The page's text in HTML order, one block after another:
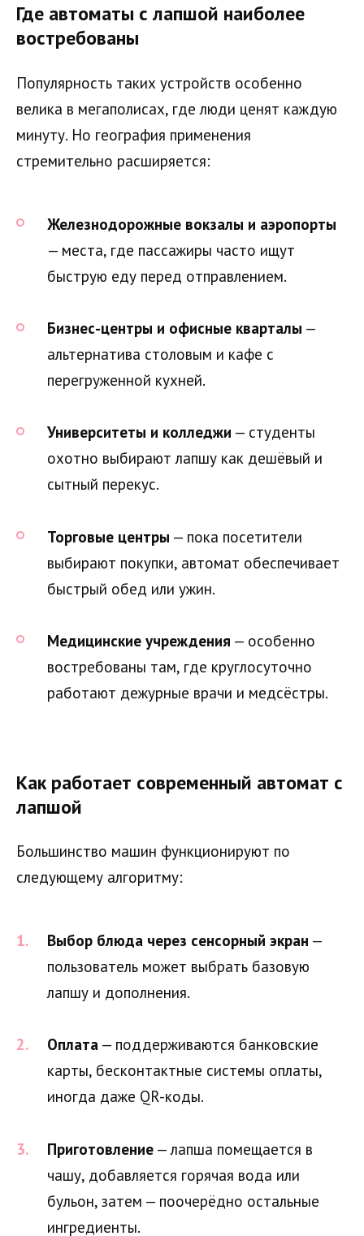
Где автоматы с лапшой наиболее
востребованы
Популярность таких устройств особенно
велика в мегаполисах, где люди ценят каждую
минуту. Но география применения
стремительно расширяется:
Железнодорожные вокзалы и аэропорты
— места, где пассажиры часто ищут
быструю еду перед отправлением.
Бизнес-центры и офисные кварталы —
альтернатива столовым и кафе с
перегруженной кухней.
Университеты и колледжи — студенты
охотно выбирают лапшу как дешёвый и
сытный перекус.
Торговые центры — пока посетители
выбирают покупки, автомат обеспечивает
быстрый обед или ужин.
Медицинские учреждения — особенно
востребованы там, где круглосуточно
работают дежурные врачи и медсёстры.
Как работает современный автомат с
лапшой
Большинство машин функционируют по
следующему алгоритму:
Выбор блюда через сенсорный экран —
пользователь может выбрать базовую
лапшу и дополнения.
Оплата — поддерживаются банковские
карты, бесконтактные системы оплаты,
иногда даже QR-коды.
Приготовление — лапша помещается в
чашу, добавляется горячая вода или
бульон, затем — поочерёдно остальные
ингредиенты.